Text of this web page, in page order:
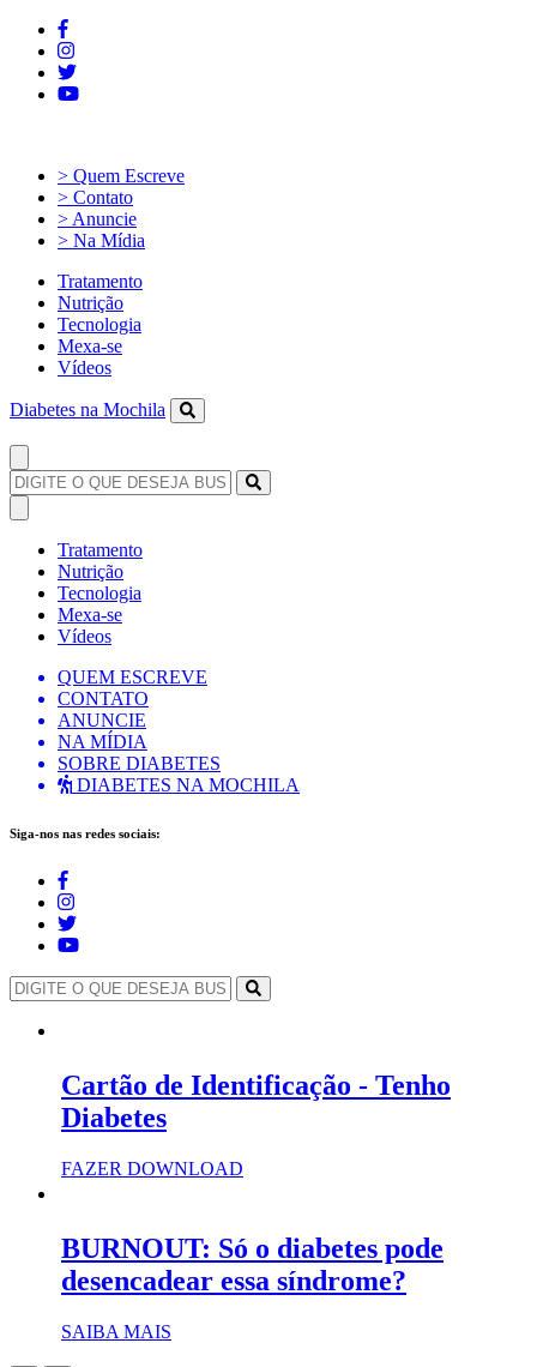
> Quem Escreve
> Contato
> Anuncie
> Na Mídia
Tratamento
Nutrição
Tecnologia
Mexa-se
Vídeos
Diabetes na Mochila
Tratamento
Nutrição
Tecnologia
Mexa-se
Vídeos
QUEM ESCREVE
CONTATO
ANUNCIE
NA MÍDIA
SOBRE DIABETES
DIABETES NA MOCHILA
Siga-nos nas redes sociais:
Cartão de Identificação - Tenho
Diabetes
FAZER DOWNLOAD
BURNOUT: Só o diabetes pode
desencadear essa síndrome?
SAIBA MAIS